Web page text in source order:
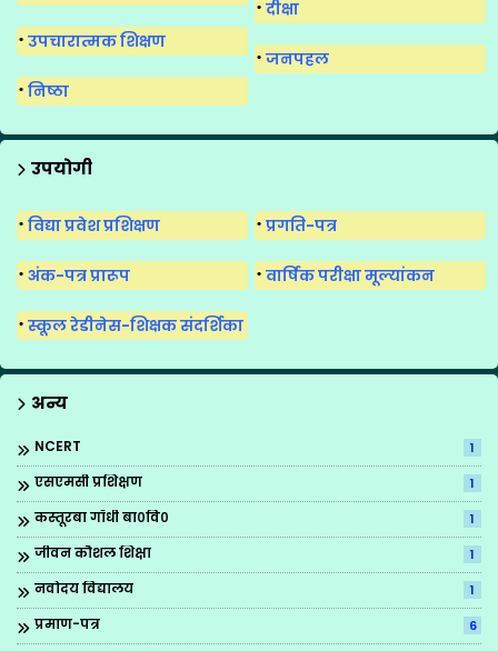
दीक्षा
उपचारात्मक शिक्षण
जनपहल
निष्ठा
उपयोगी
विद्या प्रवेश प्रशिक्षण प्रगति-पत्र
अंक-पत्र प्रारूप वार्षिक परीक्षा मूल्यांकन
स्कूल रेडीनेस-शिक्षक संदर्शिका
अन्य
NCERT 1
एसएमसी प्रशिक्षण 1
कस्तूरबा गाँधी बा०वि० 1
जीवन कौशल शिक्षा 1
नवोदय विद्यालय 1
प्रमाण-पत्र 6